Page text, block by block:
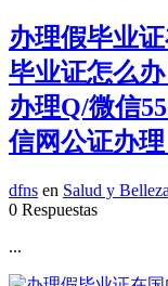
办理假毕业
毕业证怎么
办理Q/微信
信网公证办
dfns en Salud y Belleza
0 Respuestas
...